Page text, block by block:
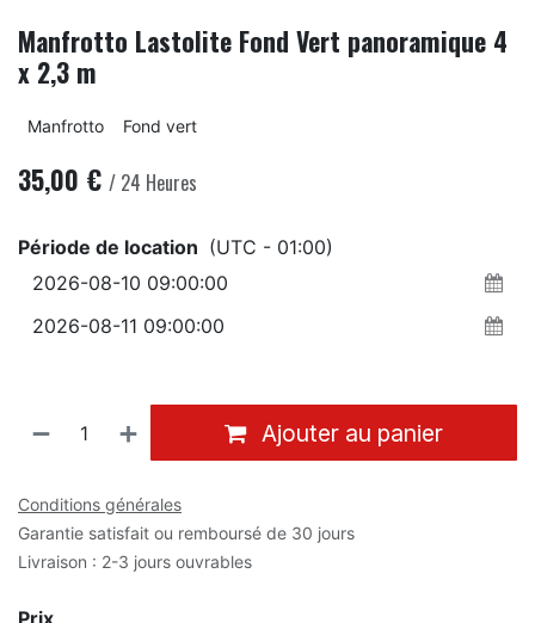
Manfrotto Lastolite Fond Vert panoramique 4
x 2,3 m
Manfrotto Fond vert
35,00 € / 24 Heures
Période de location (UTC - 01:00)
Ajouter au panier
Conditions générales
Garantie satisfait ou remboursé de 30 jours
Livraison : 2-3 jours ouvrables